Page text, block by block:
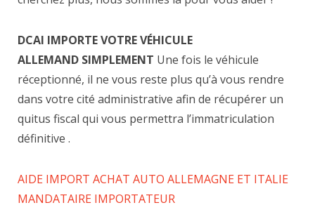
DCAI IMPORTEVOTREVÉHICULE
ALLEMAND SIMPLEMENT Une fois le véhicule
réceptionné, il ne vous reste plus qu’à vous rendre
dans votre cité administrative afin de récupérer un
quitus fiscal qui vous permettra l’immatriculation
définitive .
AIDE IMPORT ACHAT AUTO ALLEMAGNE ET ITALIE
MANDATAIRE IMPORTATEUR